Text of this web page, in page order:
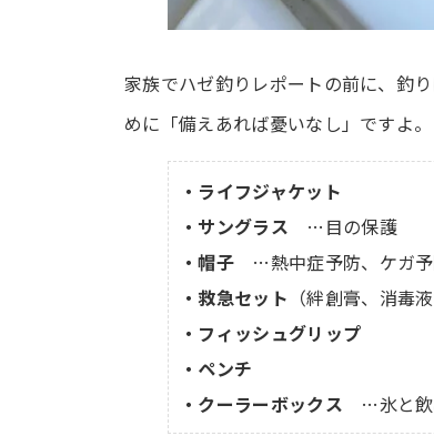
家族でハゼ釣りレポートの前に、釣
めに「備えあれば憂いなし」ですよ。
・ライフジャケット
・サングラス …目の保護
・帽子…熱中症予防、ケガ
・救急セット （絆創膏、消毒液
・フィッシュグリップ
・ペンチ
・クーラーボックス …氷と飲